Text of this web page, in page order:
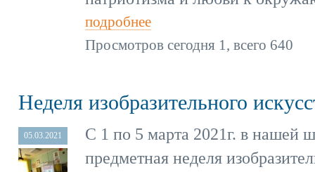
подробнее
Просмотров сегодня 1, всего 640
Неделя изобразительного
05.03.2021
С 1 по 5 марта 2021г. в нашей
предметная неделя